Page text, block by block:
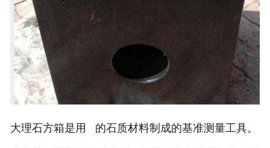
大理石方箱是用 的石质材料制成的基准测量工具。